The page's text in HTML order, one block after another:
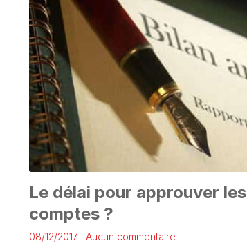
Le délai pour approuver les
comptes ?
08/12/2017 Aucun commentaire